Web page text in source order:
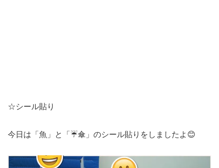
☆シール貼り
今日は「魚」と「☔傘」のシール貼りをしましたよ😊